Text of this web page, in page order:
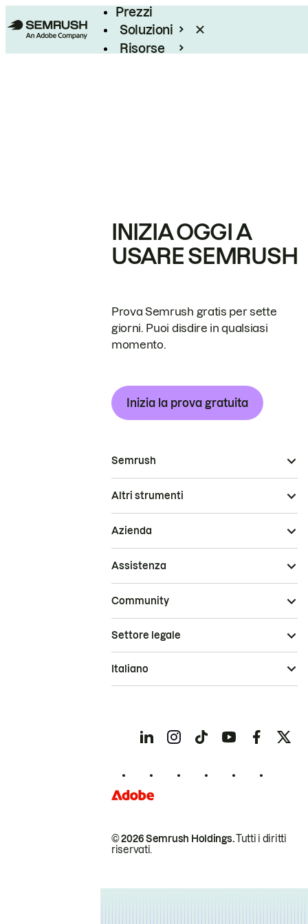
Prezzi
Soluzioni
Risorse
INIZIA OGGI A
USARE SEMRUSH
Prova Semrush gratis per sette
giorni. Puoi disdire in qualsiasi
momento.
Inizia la prova gratuita
Semrush
Altri strumenti
Azienda
Assistenza
Community
© 2026 Semrush Holdings.Tutti i diritti
riservati.
Settore legale
Italiano